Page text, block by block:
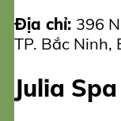
Địa chỉ: 396
TP. Bắc Ninh,
Julia Spa